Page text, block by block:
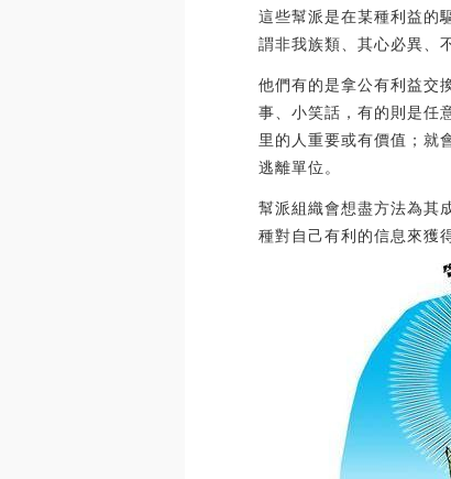
這些幫派是在某種利益的
謂非我族類、其心必異、
他們有的是拿公有利益交
事、小笑話，有的則是任
里的人重要或有價值；就
逃離單位。
幫派組織會想盡方法為其
種對自己有利的信息來獲